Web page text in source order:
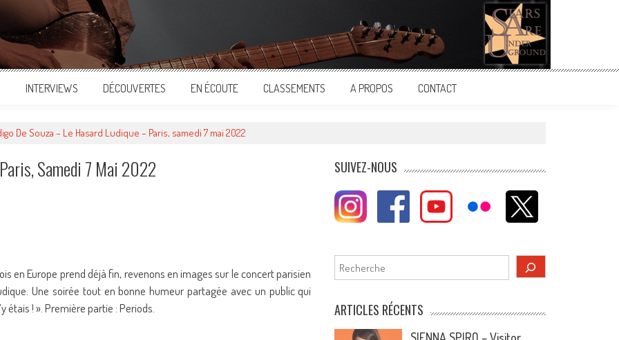
INTERVIEWS DÉCOUVERTES EN ÉCOUTE CLASSEMENTS A PROPOS CONTACT
De Souza – Le Hasard Ludique – Paris, samedi 7 mai 2022
Samedi 7 Mai 2022
en Europe prend déjà fin, revenons en images sur le concert parisien
Une soirée tout en bonne humeur partagée avec un public qui
étais ! ». Première partie : Periods.
SUIVEZ-NOUS
Rechercher
ARTICLES RÉCENTS